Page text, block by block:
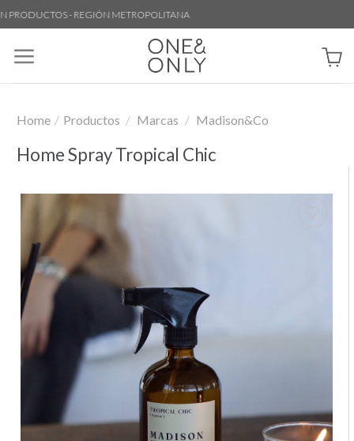
Skip
to
content
- REGIÓN METROPOLITANA
Home / Productos / Marcas / Madison&Co
Home Spray Tropical Chic